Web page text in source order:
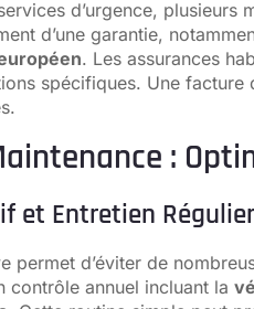
d’urgence,
d’une garantie,
. Les assurances
spécifiques. Une
:
et Entretien Régulier
permet d’éviter de
contrôle annuel incluant la